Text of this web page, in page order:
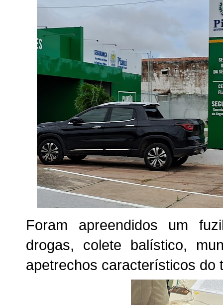
Foram apreendidos um
drogas, colete balístico,
apetrechos característicos do